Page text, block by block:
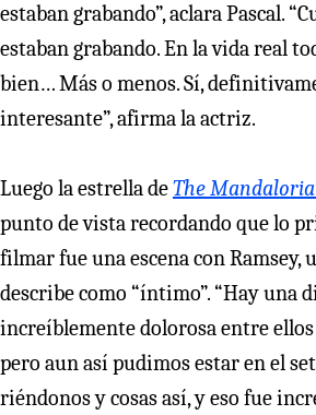
estaban grabando”, aclara Pascal.
estaban grabando. En la vida real
bien… Más o menos. Sí,
interesante”, afirma la actriz.
Luego la estrella deThe
punto de vista recordando que lo
filmar fue una escena con Ramsey,
describe como “íntimo”. “Hay una
increíblemente dolorosa entre ellos
pero aun así pudimos estar en el
riéndonos y cosas así, y eso fue